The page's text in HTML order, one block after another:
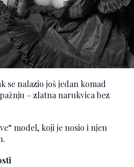
se nalazio još jedan komad
– zlatna narukvica bez
model, koji je nosio i njen